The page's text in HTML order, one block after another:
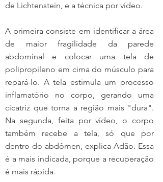
de Lichtenstein, e a técnica por vídeo.
A primeira consiste em identificar a área
de maior fragilidade da parede
abdominal e colocar uma tela de
polipropileno em cima do músculo para
repará-lo. A tela estimula um processo
inflamatório no corpo, gerando uma
cicatriz que torna a região mais "dura".
Na segunda, feita por vídeo, o corpo
também recebe a tela, só que por
dentro do abdômen, explica Adão. Essa
é a mais indicada, porque a recuperação
é mais rápida.